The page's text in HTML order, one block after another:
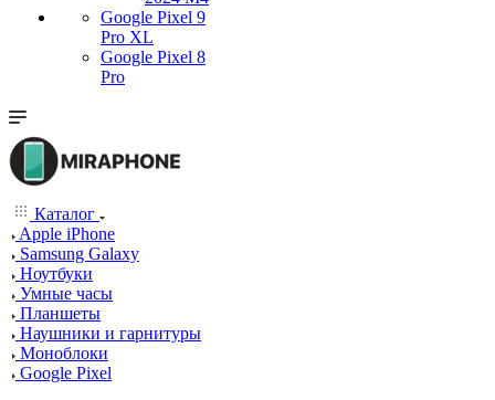
Google Pixel 9
Pro XL
Google Pixel 8
Pro
Каталог
Apple iPhone
Samsung Galaxy
Ноутбуки
Умные часы
Планшеты
Наушники и гарнитуры
Моноблоки
Google Pixel